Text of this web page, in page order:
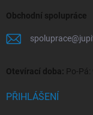
Obchodní spolupráce
spoluprace@
Otevírací doba: Po-
PŘIHLÁŠENÍ